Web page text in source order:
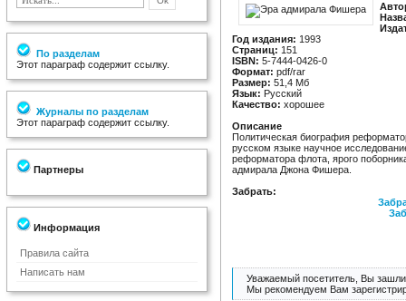
По разделам
Этот параграф содержит ссылку.
Журналы по разделам
Этот параграф содержит ссылку.
Партнеры
Информация
Правила сайта
Написать нам
Год издания: 1993
Страниц: 151
ISBN: 5-7444-0426-0
Формат: pdf/rar
Размер: 51,4 Мб
Язык: Русский
Качество: хорошее
Описание
Политическая биография
русском языке научное
реформатора флота, ярого
адмирала Джона Фишера.
Забрать:
Уважаемый посетитель, Вы зашли
Мы рекомендуем Вам